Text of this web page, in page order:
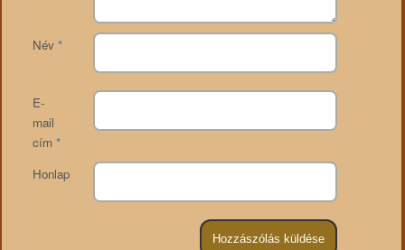
Név *
E-
mail
cím *
Honlap